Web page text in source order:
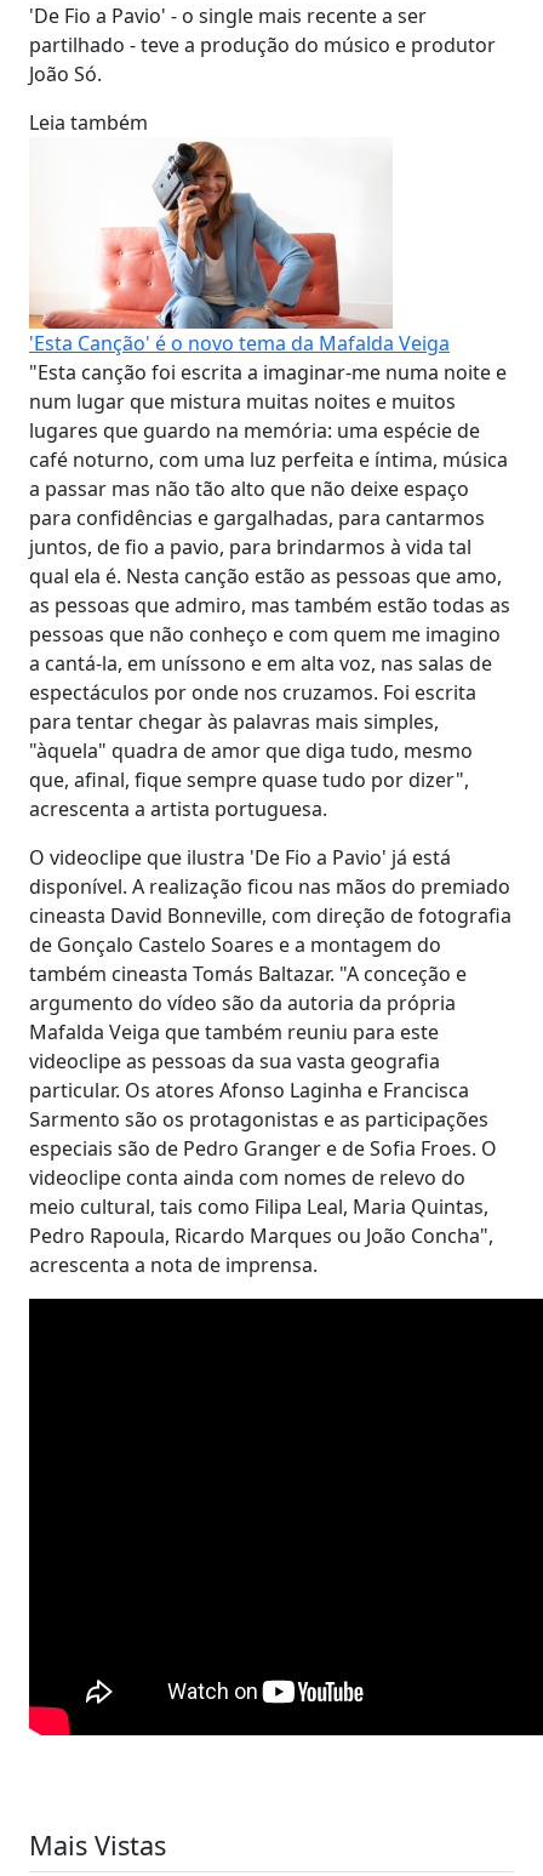
'De Fio a Pavio' - o single mais recente a ser
partilhado - teve a produção do músico e produtor
João Só.
Leia também
'Esta Canção' é o novo tema da Mafalda Veiga
"Esta canção foi escrita a imaginar-me numa noite e
num lugar que mistura muitas noites e muitos
lugares que guardo na memória: uma espécie de
café noturno, com uma luz perfeita e íntima, música
a passar mas não tão alto que não deixe espaço
para confidências e gargalhadas, para cantarmos
juntos, de fio a pavio, para brindarmos à vida tal
qual ela é. Nesta canção estão as pessoas que amo,
as pessoas que admiro, mas também estão todas as
pessoas que não conheço e com quem me imagino
a cantá-la, em uníssono e em alta voz, nas salas de
espectáculos por onde nos cruzamos. Foi escrita
para tentar chegar às palavras mais simples,
"àquela" quadra de amor que diga tudo, mesmo
que, afinal, fique sempre quase tudo por dizer",
acrescenta a artista portuguesa.
O videoclipe que ilustra 'De Fio a Pavio' já está
disponível. A realização ficou nas mãos do premiado
cineasta David Bonneville, com direção de fotografia
de Gonçalo Castelo Soares e a montagem do
também cineasta Tomás Baltazar. "A conceção e
argumento do vídeo são da autoria da própria
Mafalda Veiga que também reuniu para este
videoclipe as pessoas da sua vasta geografia
particular. Os atores Afonso Laginha e Francisca
Sarmento são os protagonistas e as participações
especiais são de Pedro Granger e de Sofia Froes. O
videoclipe conta ainda com nomes de relevo do
meio cultural, tais como Filipa Leal, Maria Quintas,
Pedro Rapoula, Ricardo Marques ou João Concha",
acrescenta a nota de imprensa.
Mais Vistas